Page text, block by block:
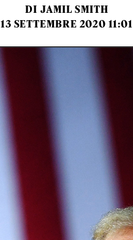
DI JAMIL SMITH
13 SETTEMBRE 2020 11:01